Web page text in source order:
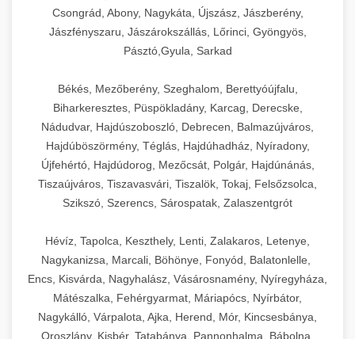
Csongrád, Abony, Nagykáta, Újszász, Jászberény,
Jászfényszaru, Jászárokszállás, Lőrinci, Gyöngyös,
Pásztó,Gyula, Sarkad
Békés, Mezőberény, Szeghalom, Berettyóújfalu,
Biharkeresztes, Püspökladány, Karcag, Derecske,
Nádudvar, Hajdúszoboszló, Debrecen, Balmazújváros,
Hajdúböszörmény, Téglás, Hajdúhadház, Nyíradony,
Újfehértó, Hajdúdorog, Mezőcsát, Polgár, Hajdúnánás,
Tiszaújváros, Tiszavasvári, Tiszalök, Tokaj, Felsőzsolca,
Szikszó, Szerencs, Sárospatak, Zalaszentgrót
Hévíz, Tapolca, Keszthely, Lenti, Zalakaros, Letenye,
Nagykanizsa, Marcali, Böhönye, Fonyód, Balatonlelle,
Encs, Kisvárda, Nagyhalász, Vásárosnamény, Nyíregyháza,
Mátészalka, Fehérgyarmat, Máriapócs, Nyírbátor,
Nagykálló, Várpalota, Ajka, Herend, Mór, Kincsesbánya,
Oroszlány, Kisbér, Tatabánya, Pannonhalma, Bábolna,